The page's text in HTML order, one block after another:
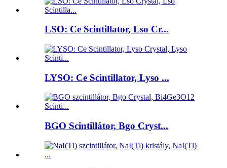
LSO: Ce Scintillator, Lso Cr...
LYSO: Ce Scintillator, Lyso ...
BGO Scintillátor, Bgo Cryst...